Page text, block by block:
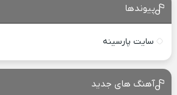
پیوندها
سایت پارسینه
آهنگ های جدید